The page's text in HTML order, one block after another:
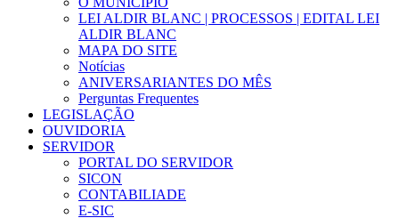
LEI ALDIR BLANC | PROCESSOS | EDITAL LEI
ALDIR BLANC
MAPA DO SITE
Notícias
ANIVERSARIANTES DO MÊS
Perguntas Frequentes
LEGISLAÇÃO
OUVIDORIA
SERVIDOR
PORTAL DO SERVIDOR
SICON
CONTABILIADE
E-SIC